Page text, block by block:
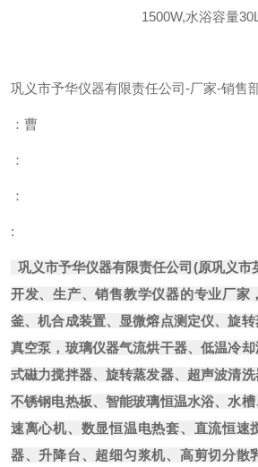
1500W,水浴容量30L
巩义市予华仪器有限责任公司-厂家-销售
：曹
：
：
:
巩义市予华仪器有限责任公司(原巩义市
开发、生产、销售教学仪器的专业厂家
釜、机合成装置、显微熔点测定仪、旋
真空泵，玻璃仪器气流烘干器、低温冷
式磁力搅拌器、旋转蒸发器、超声波清洗
不锈钢电热板、智能玻璃恒温水浴、水
速离心机、数显恒温电热套、直流恒速
器、升降台、超细匀浆机、高剪切分散